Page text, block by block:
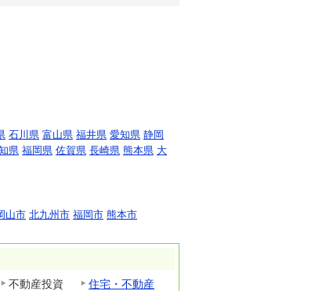
石川県 富山県 福井県 愛知県 静岡
県 福岡県 佐賀県 長崎県 熊本県 大
山市 北九州市 福岡市 熊本市
不動産投資
住宅・不動産